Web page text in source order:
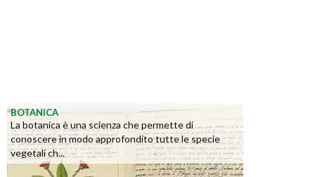
BOTANICA
La botanica è una scienza che permette di
conoscere in modo approfondito tutte le specie
vegetali ch...